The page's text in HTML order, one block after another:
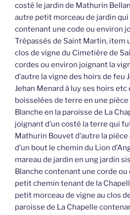
costé le jardin de Mathurin
autre petit morceau de jardin
contenant une code ou environ
Trépassés de Saint Martin, item
clos de vigne du Cimetière de
cordes ou environ joignant la
d’autre la vigne des hoirs de feu
Jehan Menard à luy ses hoirs
boisselées de terre en une pièce
Blanche en la paroisse de La
joignant d’un costé la terre qui
Mathurin Bouvet d’autre la
d’un bout le chemin du Lion
mareau de jardin en ung jardin
Blanche contenant une corde
petit chemin tenant de la
petit morceau de vigne au clos
paroisse de La Chapelle